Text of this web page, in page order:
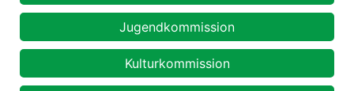
Jugendkommission
Kulturkommission